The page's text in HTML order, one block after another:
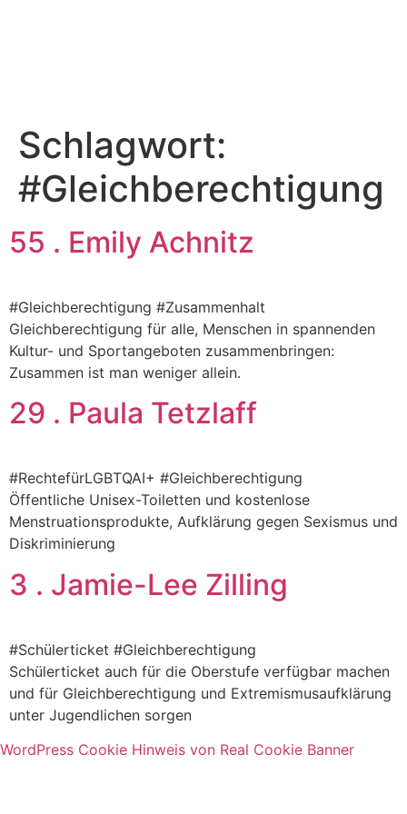
Schlagwort:
#Gleichberechtigung
55 . Emily Achnitz
#Gleichberechtigung #Zusammenhalt
Gleichberechtigung für alle, Menschen in spannenden
Kultur- und Sportangeboten zusammenbringen:
Zusammen ist man weniger allein.
29 . Paula Tetzlaff
#RechtefürLGBTQAI+ #Gleichberechtigung
Öffentliche Unisex-Toiletten und kostenlose
Menstruationsprodukte, Aufklärung gegen Sexismus und
Diskriminierung
3 . Jamie-Lee Zilling
#Schülerticket #Gleichberechtigung
Schülerticket auch für die Oberstufe verfügbar machen
und für Gleichberechtigung und Extremismusaufklärung
unter Jugendlichen sorgen
WordPress Cookie Hinweis von Real Cookie Banner